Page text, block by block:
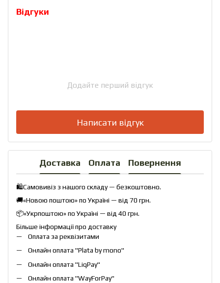
Відгуки
Додайте перший відгук
Написати відгук
Доставка Оплата Повернення
🛍️Самовивіз з нашого складу — безкоштовно.
🚚«Новою поштою» по Україні — від 70 грн.
📦«Укрпоштою» по Україні — від 40 грн.
Більше інформації про доставку
Оплата за реквізитами
Онлайн оплата "Plata by mono"
Онлайн оплата "LiqPay"
Онлайн оплата "WayForPay"